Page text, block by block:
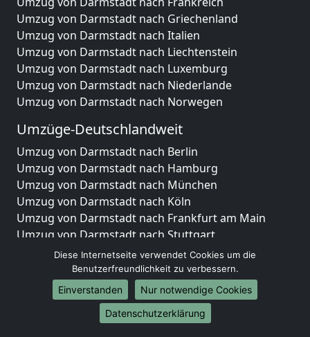
Umzug von Darmstadt nach Griechenland
Umzug von Darmstadt nach Italien
Umzug von Darmstadt nach Liechtenstein
Umzug von Darmstadt nach Luxemburg
Umzug von Darmstadt nach Niederlande
Umzug von Darmstadt nach Norwegen
Umzüge-Deutschlandweit
Umzug von Darmstadt nach Berlin
Umzug von Darmstadt nach Hamburg
Umzug von Darmstadt nach München
Umzug von Darmstadt nach Köln
Umzug von Darmstadt nach Frankfurt am Main
Umzug von Darmstadt nach Stuttgart
Umzug von Darmstadt nach Düsseldorf
Umzug von Darmstadt nach Leipzig
Umzug von Darmstadt nach Dortmund
Umzug von Darmstadt nach Essen
Umzug von Darmstadt nach Bremen
Diese Internetseite verwendet Cookies um die
Benutzerfreundlichkeit zu verbessern.
Einverstanden
Nur notwendige Cookies
Datenschutzerklärung